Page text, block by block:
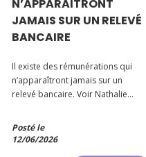
N’APPARAÎTRONT
JAMAIS SUR UN RELEVÉ
BANCAIRE
Il existe des rémunérations qui
n’apparaîtront jamais sur un
relevé bancaire. Voir Nathalie
elle. L’entendre dire sincèrement
qu’elle a enfin trouvé les mots
Posté le
12/06/2026